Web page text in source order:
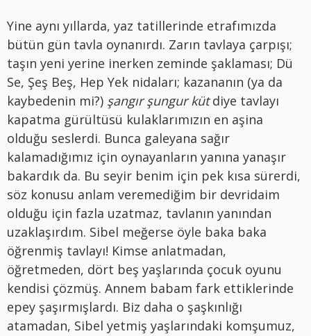
Yine aynı yıllarda, yaz tatillerinde etrafımızda
bütün gün tavla oynanırdı. Zarın tavlaya çarpışı;
taşın yeni yerine inerken zeminde şaklaması; Dü
Se, Şeş Beş, Hep Yek nidaları; kazananın (ya da
kaybedenin mi?) şangır şungur kütdiye tavlayı
kapatma gürültüsü kulaklarımızın en aşina
olduğu seslerdi. Bunca galeyana sağır
kalamadığımız için oynayanların yanına yanaşır
bakardık da. Bu seyir benim için pek kısa sürerdi,
söz konusu anlam veremediğim bir devridaim
olduğu için fazla uzatmaz, tavlanın yanından
uzaklaşırdım. Sibel meğerse öyle baka baka
öğrenmiş tavlayı! Kimse anlatmadan,
öğretmeden, dört beş yaşlarında çocuk oyunu
kendisi çözmüş. Annem babam fark ettiklerinde
epey şaşırmışlardı. Biz daha o şaşkınlığı
atamadan, Sibel yetmiş yaşlarındaki komşumuz,